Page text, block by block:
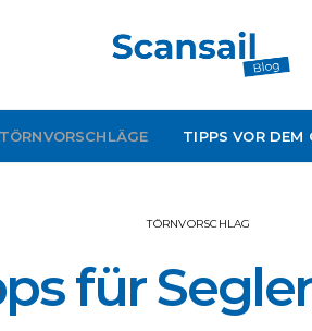
TÖRNVORSCHLÄGE TIPPS VOR DEM
TÖRNVORSCHLAG
für